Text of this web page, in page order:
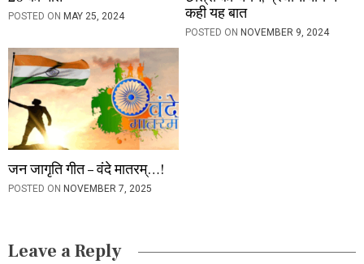
POSTED ON MAY 25, 2024
कही यह बात
POSTED ON NOVEMBER 9, 2024
जन जागृति गीत – वंदे मातरम्…!
POSTED ON NOVEMBER 7, 2025
Leave a Reply